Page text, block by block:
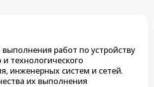
работ по устройству
технологического
инженерных систем и сетей.
их выполнения